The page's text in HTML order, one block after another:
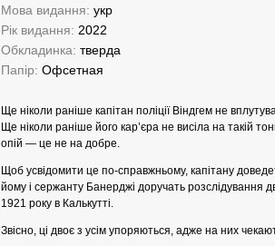
Мова видання: укр
Рік видання: 2022
Обкладинка: тверда
Папір: Офсетная
Ще ніколи раніше капітан поліції Віндгем не
Ще ніколи раніше його кар’єра не висіла на такій
опій — це не на добре.
Щоб усвідомити це по-справжньому, капітану
йому і сержанту Банерджі доручать розслідування
1921 року в Калькутті.
Звісно, ці двоє з усім упоряються, адже на них